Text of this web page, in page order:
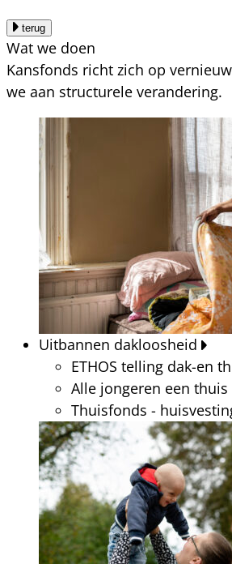
terug
Wat we doen
Kansfonds richt zich op
we aan structurele verandering.
Uitbannen dakloosheid
ETHOS telling dak-en
Alle jongeren een thuis
Thuisfonds -